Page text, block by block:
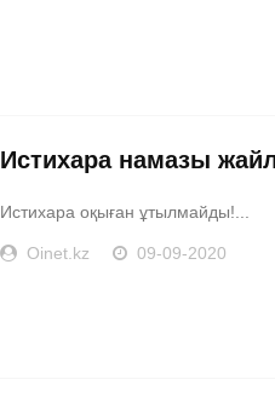
Истихара намазы
Истихара оқыған ұтылмайды!...
Oinet.kz 09-09-2020